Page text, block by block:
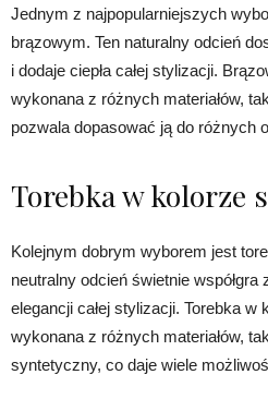
Jednym z najpopularniejszych
brązowym. Ten naturalny odcień
i dodaje ciepła całej stylizacji.
wykonana z różnych materiałów,
pozwala dopasować ją do różnych
Torebka w kolorze
Kolejnym dobrym wyborem jest
neutralny odcień świetnie
elegancji całej stylizacji. Torebka
wykonana z różnych materiałów,
syntetyczny, co daje wiele